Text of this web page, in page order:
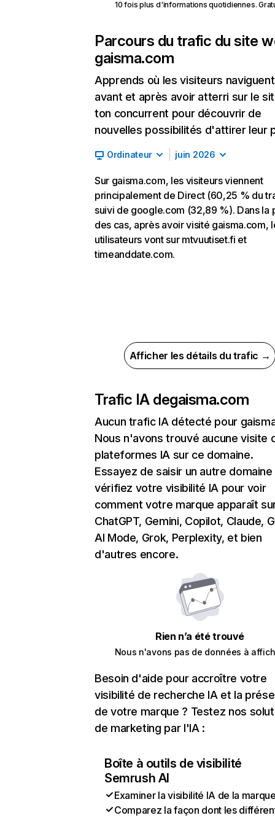
10 fois plus d'informations quotidiennes.
Parcours du trafic du site
gaisma.com
Apprends où les visiteurs naviguent
avant et après avoir atterri sur le
ton concurrent pour découvrir de
nouvelles possibilités d'attirer leur
Ordinateur juin 2026
Sur gaisma.com, les visiteurs viennent
principalement de Direct (60,25 % du
suivi de google.com (32,89 %). Dans la
des cas, après avoir visité gaisma.com,
utilisateurs vont sur mtvuutiset.fi et
timeanddate.com.
Afficher les détails du trafic →
Trafic IA degaisma.com
Aucun trafic IA détecté pour
Nous n'avons trouvé aucune visite
plateformes IA sur ce domaine.
Essayez de saisir un autre domaine
vérifiez votre visibilité IA pour voir
comment votre marque apparaît
ChatGPT, Gemini, Copilot, Claude,
AI Mode, Grok, Perplexity, et bien
d'autres encore.
Rien n’a été trouvé
Nous n'avons pas de données à
Besoin d'aide pour accroître votre
visibilité de recherche IA et la
de votre marque ? Testez nos
de marketing par l'IA :
Boîte à outils de visibilité
Semrush AI
Examiner la visibilité IA de la
Comparez la façon dont les